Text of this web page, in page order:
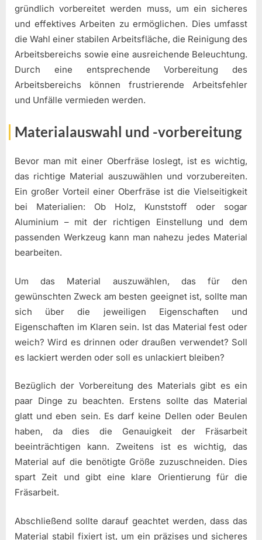
gründlich vorbereitet werden muss, um ein sicheres
und effektives Arbeiten zu ermöglichen. Dies umfasst
die Wahl einer stabilen Arbeitsfläche, die Reinigung des
Arbeitsbereichs sowie eine ausreichende Beleuchtung.
Durch eine entsprechende Vorbereitung des
Arbeitsbereichs können frustrierende Arbeitsfehler
und Unfälle vermieden werden.
Materialauswahl und -vorbereitung
Bevor man mit einer Oberfräse loslegt, ist es wichtig,
das richtige Material auszuwählen und vorzubereiten.
Ein großer Vorteil einer Oberfräse ist die Vielseitigkeit
bei Materialien: Ob Holz, Kunststoff oder sogar
Aluminium – mit der richtigen Einstellung und dem
passenden Werkzeug kann man nahezu jedes Material
bearbeiten.
Um das Material auszuwählen, das für den
gewünschten Zweck am besten geeignet ist, sollte man
sich über die jeweiligen Eigenschaften und
Eigenschaften im Klaren sein. Ist das Material fest oder
weich? Wird es drinnen oder draußen verwendet? Soll
es lackiert werden oder soll es unlackiert bleiben?
Bezüglich der Vorbereitung des Materials gibt es ein
paar Dinge zu beachten. Erstens sollte das Material
glatt und eben sein. Es darf keine Dellen oder Beulen
haben, da dies die Genauigkeit der Fräsarbeit
beeinträchtigen kann. Zweitens ist es wichtig, das
Material auf die benötigte Größe zuzuschneiden. Dies
spart Zeit und gibt eine klare Orientierung für die
Fräsarbeit.
Abschließend sollte darauf geachtet werden, dass das
Material stabil fixiert ist, um ein präzises und sicheres